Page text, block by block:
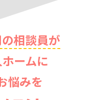
相談員が
ームに
悩みを